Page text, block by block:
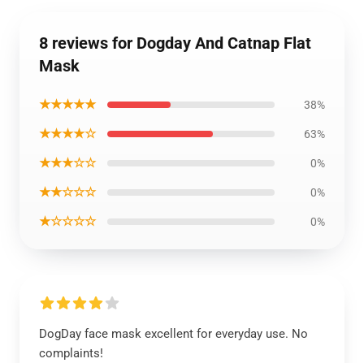
8 reviews for Dogday And Catnap Flat
Mask
★★★★★ 38%
★★★★☆ 63%
★★★☆☆ 0%
★★☆☆☆ 0%
★☆☆☆☆ 0%
DogDay face mask excellent for everyday use. No
complaints!